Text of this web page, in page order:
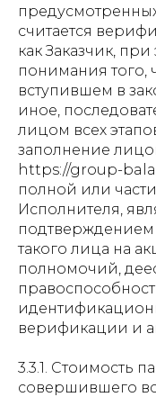
считается
как Заказчик,
понимания того,
вступившем в
иное,
лицом всех
заполнение
https://group-
полной или
Исполнителя,
подтверждением
такого лица на
полномочий,
верификации и
3.3.1. Стоимость
совершившего